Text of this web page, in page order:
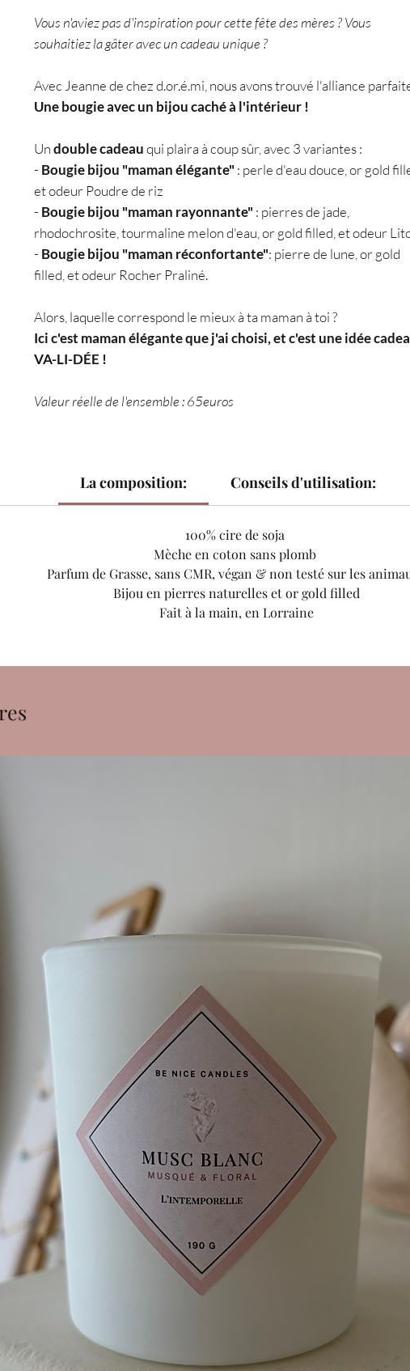
Vous n'aviez pas d'inspiration pour cette fête des mères ? Vous
souhaitiez la gâter avec un cadeau unique ?
Avec Jeanne de chez d.or.é.mi, nous avons trouvé l'alliance
Une bougie avec un bijou caché à l'intérieur !
Undouble cadeauqui plaira à coup sûr, avec 3 variantes :
- Bougie bijou "maman élégante" : perle d'eau douce, or gold
et odeur Poudre de riz
- Bougie bijou "maman rayonnante" : pierres de jade,
rhodochrosite, tourmaline melon d'eau, or gold filled, et odeur
- Bougie bijou "maman réconfortante": pierre de lune, or gold
filled, et odeur Rocher Praliné.
Alors, laquelle correspond le mieux à ta maman à toi ?
Ici c'est maman élégante que j'ai choisi, et c'est une idée
VA-LI-DÉE !
Valeur réelle de l'ensemble : 65euros
La composition: Conseils d'utilisation:
100% cire de soja
Mèche en coton sans plomb
Parfum de Grasse, sans CMR, végan & non testé sur les
Bijou en pierres naturelles et or gold filled
Fait à la main, en Lorraine